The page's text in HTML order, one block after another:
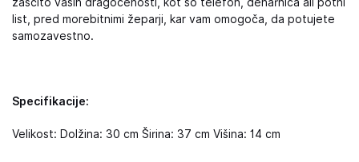
list, pred morebitnimi žeparji, kar vam omogoča, da potujete
samozavestno.
Specifikacije:
Velikost: Dolžina: 30 cm Širina: 37 cm Višina: 14 cm